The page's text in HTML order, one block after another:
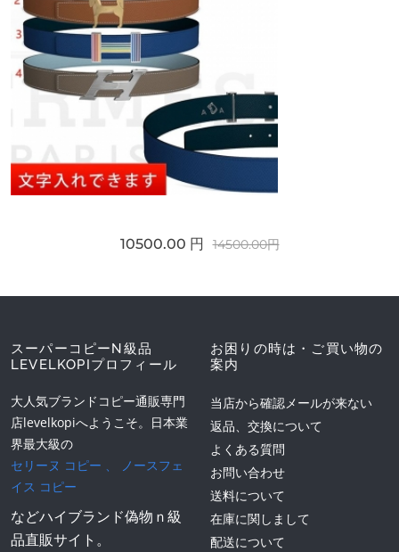
10500.00 円 14500.00円
スーパーコピーN級品
LEVELKOPIプロフィール
大人気ブランドコピー通販専門
店levelkopiへようこそ。日本業
界最大級の
セリーヌ コピー 、
ノースフェ
イス コピー
などハイブランド偽物ｎ級
品直販サイト。
お困りの時は・ご買い物の
案内
当店から確認メールが来ない
返品、交換について
よくある質問
お問い合わせ
送料について
在庫に関しまして
配送について